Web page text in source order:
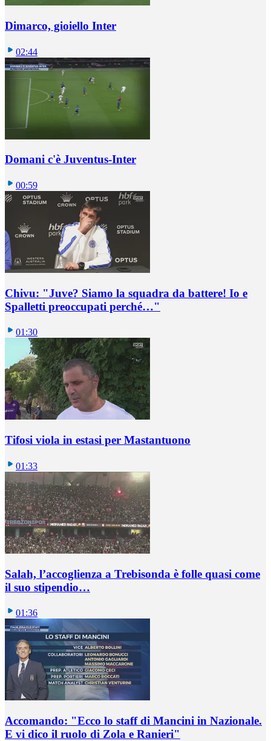
Dimarco, gioiello Inter
02:44
Domani c'è Juventus-Inter
00:59
Chivu: "Juve? Siamo la squadra da battere! Io e
Spalletti preoccupati perché…"
01:30
Tifosi viola in estasi per Mastantuono
01:33
Salah, l’accoglienza a Trebisonda è folle quasi come
il suo stipendio…
01:36
Accomando: "Ecco lo staff di Mancini in Nazionale.
E vi dico il ruolo di Zola e Ranieri"